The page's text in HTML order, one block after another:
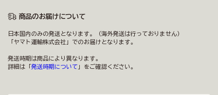
商品のお届けについて
日本国内のみの発送となります。（海外発送は行っておりません）
「ヤマト運輸株式会社」でのお届けとなります。
発送時期は商品により異なります。
詳細は「 発送時期について 」をご確認ください。